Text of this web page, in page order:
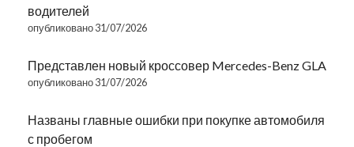
водителей
опубликовано 31/07/2026
Представлен новый кроссовер Mercedes-Benz GLA
опубликовано 31/07/2026
Названы главные ошибки при покупке автомобиля
с пробегом